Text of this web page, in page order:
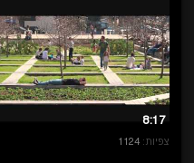
8:17
צפיות: 1124